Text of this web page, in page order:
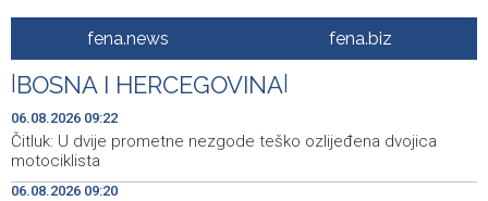
Sedmo izdanje manifestacije 'Kušaj ljubuška vina'
donosi vrhunska vina, gastronomiju i glazbu
09:22
Čitluk: U dvije prometne nezgode teško ozlijeđena
dvojica motociklista
09:21
State Department: Razgovori Libana i Izraela nastavljaju
fena.news fena.biz
BOSNA I HERCEGOVINA
06.08.2026 09:22
Čitluk: U dvije prometne nezgode teško ozlijeđena dvojica
motociklista
06.08.2026 09:20